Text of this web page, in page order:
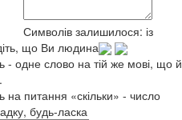
Символів залишилося: із
що Ви людина
- одне слово на тій же мові, що й
на питання «скільки» - число
будь-ласка